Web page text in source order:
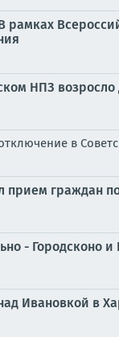
рамках
НПЗ возросло
в
прием граждан
- Городсконо и
Ивановкой в